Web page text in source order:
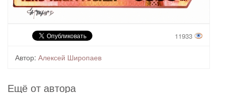
11933
Автор: Алексей Широпаев
Ещё от автора